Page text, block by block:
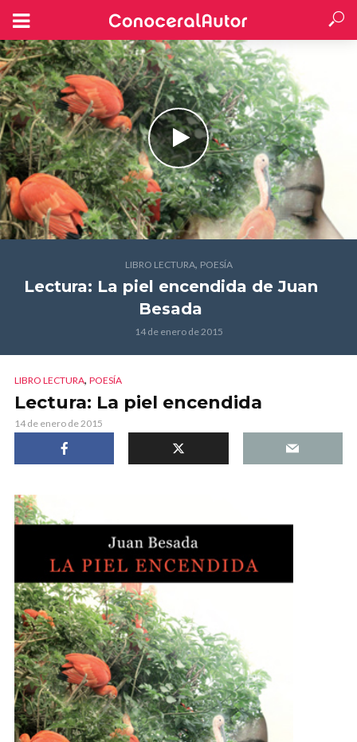
LIBRO LECTURA, POESÍA
Lectura: La piel encendida de Juan
Besada
14 de enero de 2015
LIBRO LECTURA, POESÍA
Lectura: La piel encendida
14 de enero de 2015